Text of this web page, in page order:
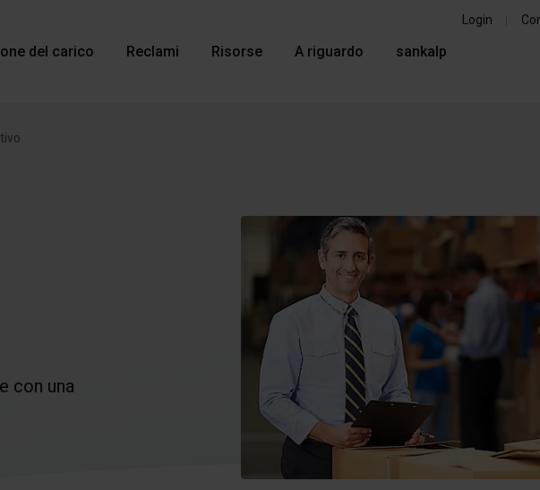
Login
del carico Reclami Risorse A riguardo sankalp
con una